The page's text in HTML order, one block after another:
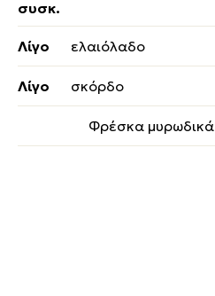
συσκ.
Λίγο ελαιόλαδο
Λίγο σκόρδο
Φρέσκα μυρωδικά